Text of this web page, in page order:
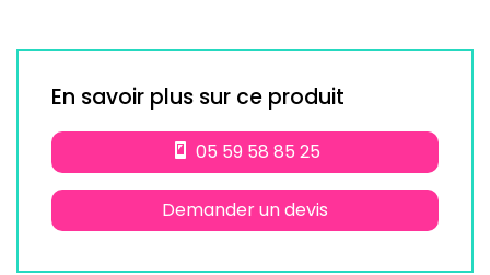
En savoir plus sur ce produit
05 59 58 85 25
Demander un devis